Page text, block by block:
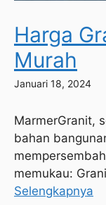
Harga
Murah
Januari 18, 2024
MarmerGranit,
bahan
memukau:
Selengkapnya